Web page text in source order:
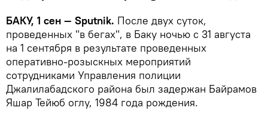
БАКУ, 1 сен — Sputnik. После двух суток,
проведенных "в бегах", в Баку ночью с 31 августа
на 1 сентября в результате проведенных
оперативно-розыскных мероприятий
сотрудниками Управления полиции
Джалилабадского района был задержан Байрамов
Яшар Тейюб оглу, 1984 года рождения.